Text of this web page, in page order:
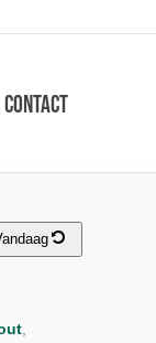
Contact